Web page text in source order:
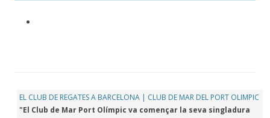
EL CLUB DE REGATES A BARCELONA | CLUB DE MAR DEL PORT OLIMPIC
"El Club de Mar Port Olímpic va començar la seva singladura